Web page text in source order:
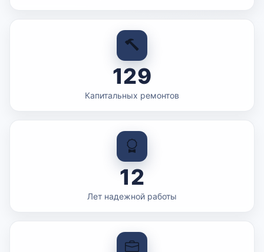
129
Капитальных ремонтов
12
Лет надежной работы